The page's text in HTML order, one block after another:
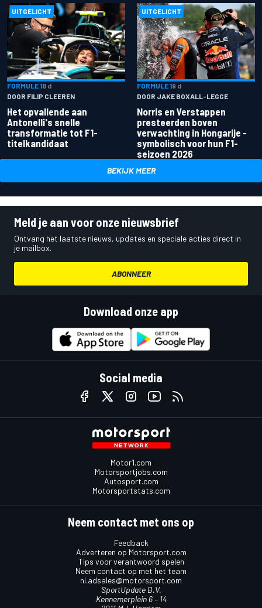
UITGELICHT
FORMULE 18 d
DOOR FILIP CLEEREN
Het opvallende aan
Antonelli's snelle
transformatie tot F1-
titelkandidaat
UITGELICHT
FORMULE 19 d
DOOR JAKE BOXALL-LEGGE
Norris en Verstappen
presteerden boven
verwachting in Hongarije -
symbolisch voor hun F1-
seizoen 2026
BEKIJK MEER
Meld je aan voor onze nieuwsbrief
Ontvang het laatste nieuws, updates en speciale acties direct in
je mailbox.
ABONNEER
Download onze app
Social media
Motor1.com
Motorsportjobs.com
Autosport.com
Motorsportstats.com
Neem contact met ons op
Feedback
Adverteren op Motorsport.com
Tips voor verantwoord spelen
Neem contact op met het team
nl.adsales@motorsport.com
SportUpdate B.V.
Kennemerplein 6 – 14